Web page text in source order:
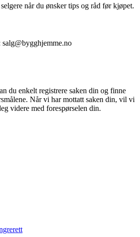
når du ønsker tips og råd før kjøpet.
salg@bygghjemme.no
du enkelt registrere saken din og finne
Når vi har mottatt saken din, vil vi
videre med forespørselen din.